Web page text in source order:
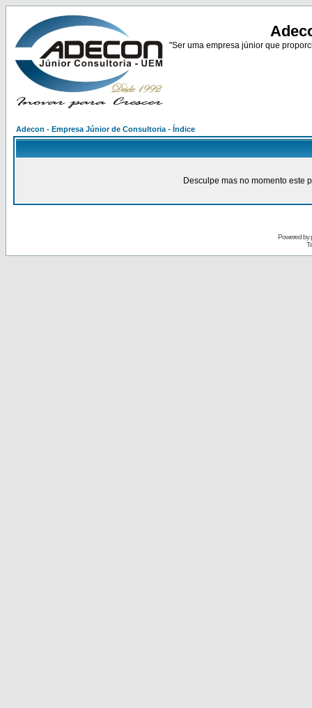
"Ser uma empresa júnior que
Adecon - Empresa Júnior de Consultoria - Índice
Desculpe mas no momento este
Powered by